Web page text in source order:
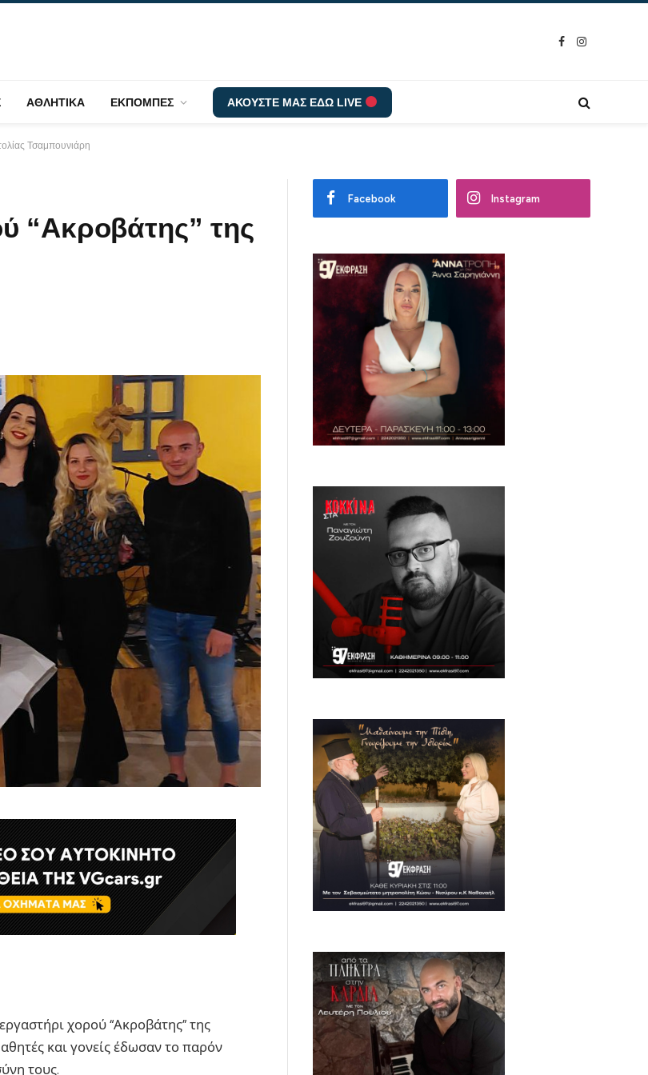
Facebook
Instagram
ΑΘΛΗΤΙΚΑ ΕΚΠΟΜΠΕΣ ΑΚΟΥΣΤΕ ΜΑΣ ΕΔΩ LIVE
Τσαμπουνιάρη
“Ακροβάτης” της
χορού “Ακροβάτης” της
και γονείς έδωσαν το παρόν
τους.
Facebook Instagram